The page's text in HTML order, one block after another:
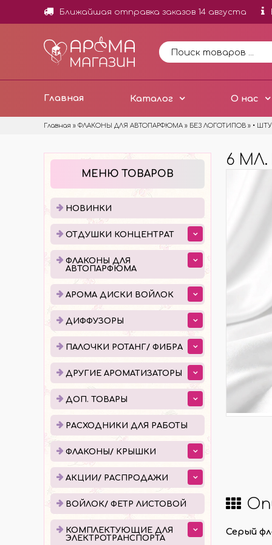
Ближайшая отправка заказов 14 августа
Главная Каталог О нас
Главная » ФЛАКОНЫ ДЛЯ АВТОПАРФЮМА » БЕЗ ЛОГОТИПОВ » •
ДИФФУЗОРЫ
ЕМКОСТИ ДЛЯ ДИФФУЗОРОВ
ГОТОВЫЕ ДИФФУЗОРЫ
ЖИДКОСТЬ ДЛЯ ДИФФУЗОРОВ
РАСХОДНИКИ ДЛЯ РАБОТЫ
КОМПЛЕКТУЮЩИЕ ДЛЯ
6 МЛ.
Серый
МЕНЮ ТОВАРОВ
НОВИНКИ
ОТДУШКИ КОНЦЕНТРАТ
ФЛАКОНЫ ДЛЯ
АВТОПАРФЮМА
АРОМА ДИСКИ ВОЙЛОК
ДИФФУЗОРЫ
ПАЛОЧКИ РОТАНГ/ ФИБРА
ДРУГИЕ АРОМАТИЗАТОРЫ
ДОП. ТОВАРЫ
РАСХОДНИКИ ДЛЯ РАБОТЫ
ФЛАКОНЫ/ КРЫШКИ
АКЦИИ/ РАСПРОДАЖИ
ВОЙЛОК/ ФЕТР ЛИСТОВОЙ
КОМПЛЕКТУЮЩИЕ ДЛЯ
ЭЛЕКТРОТРАНСПОРТА